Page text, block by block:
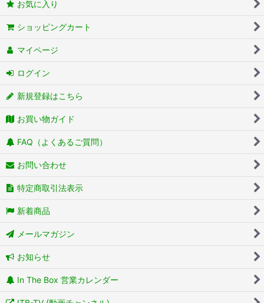
お気に入り
ショッピングカート
マイページ
ログイン
新規登録はこちら
お買い物ガイド
FAQ（よくあるご質問）
お問い合わせ
特定商取引法表示
新着商品
メールマガジン
お知らせ
In The Box 営業カレンダー